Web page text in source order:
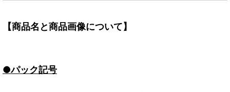
【商品名と商品画像について】
●パック記号